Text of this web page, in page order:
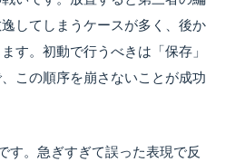
してしまうケースが多く、後か
す。初動で行うべきは「保存」
この順序を崩さないことが成功
す。急ぎすぎて誤った表現で反